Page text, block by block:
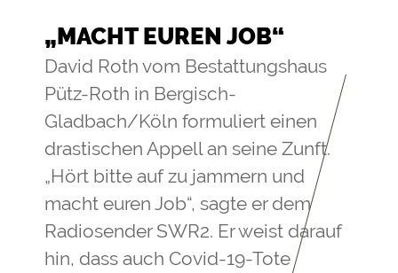
„MACHT EUREN JOB“
David Roth vom Bestattungshaus
Pütz-Roth in Bergisch-
Gladbach/Köln formuliert einen
drastischen Appell an seine Zunft.
„Hört bitte auf zu jammern und
macht euren Job“, sagte er dem
Radiosender SWR2. Er weist darauf
hin, dass auch Covid-19-Tote